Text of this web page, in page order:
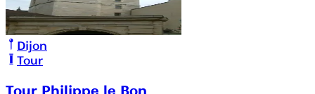
Dijon
Tour
Tour Philippe le Bon